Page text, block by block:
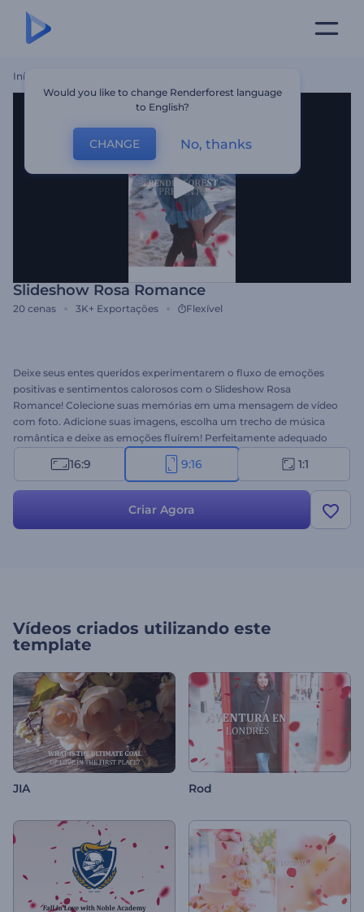
Início
Slideshow Rosa Romance
20 cenas 3K+ Exportações Flexível
Deixe seus entes queridos experimentarem o fluxo de emoções
positivas e sentimentos calorosos com o Slideshow Rosa
Romance! Colecione suas memórias em uma mensagem de vídeo
com foto. Adicione suas imagens, escolha um trecho de música
romântica e deixe as emoções fluírem! Perfeitamente adequado
para slideshows de fotos do casal, mensagens de vídeo e aberturas
de vídeos românticos! Experimente de graça e espalhe o amor!
16:9 9:16 1:1
Criar Agora
Vídeos criados utilizando este
template
JIA Rod
Would you like to change Renderforest language
to English?
CHANGE No, thanks